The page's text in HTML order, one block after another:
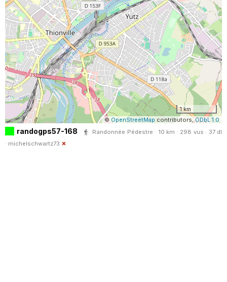
1 km
© OpenStreetMap contributors,ODbL 1.0
randogps57-168
Randonnée Pédestre · 10 km · 298 vus · 37 dl
· michelschwartz73